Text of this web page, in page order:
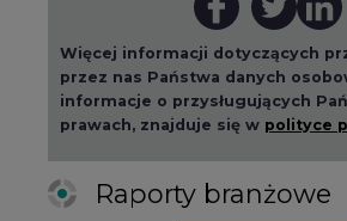
Więcej informacji dotyczących
przez nas Państwa danych
informacje o przysługujących
prawach, znajduje się w polityce
Raporty branżowe